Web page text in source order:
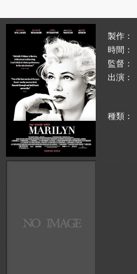
製作
時間
監督
出演
種類